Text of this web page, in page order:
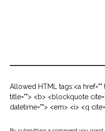
Allowed HTML tags:<a href=""
title=""> <b> <blockquote
datetime=""> <em> <i> <q